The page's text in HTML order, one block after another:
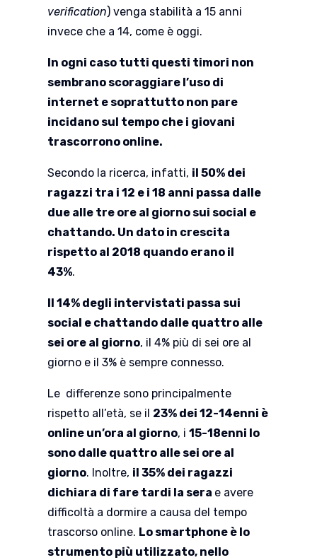
verification) venga stabilità a 15 anni
invece che a 14, come è oggi.
In ogni caso tutti questi timori non
sembrano scoraggiare l’uso di
internet e soprattutto non pare
incidano sul tempo che i giovani
trascorrono online.
Secondo la ricerca, infatti, il 50% dei
ragazzi tra i 12 e i 18 anni passa dalle
due alle tre ore al giorno sui social e
chattando. Un dato in crescita
rispetto al 2018 quando erano il
43%.
Il 14% degli intervistati passa sui
social e chattando dalle quattro alle
sei ore al giorno, il 4% più di sei ore al
giorno e il 3% è sempre connesso.
Le differenze sono principalmente
rispetto all’età, se il 23% dei 12-14enni è
online un’ora al giorno, i 15-18enni lo
sono dalle quattro alle sei ore al
giorno. Inoltre, il 35% dei ragazzi
dichiara di fare tardi la sera e avere
difficoltà a dormire a causa del tempo
trascorso online. Lo smartphone è lo
strumento più utilizzato, nello